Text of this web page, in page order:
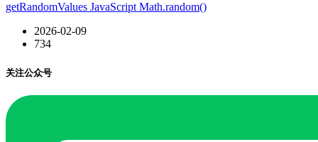
getRandomValues JavaScript Math.random()
2026-02-09
734
关注公众号